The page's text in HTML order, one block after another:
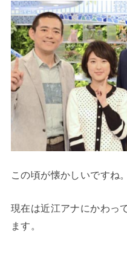
この頃が懐かしいですね。
現在は近江アナにかわっ
ます。